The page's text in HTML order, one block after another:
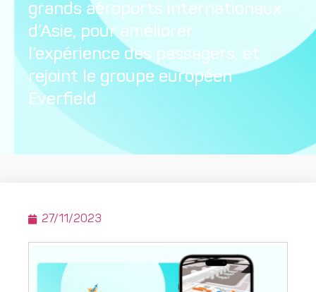
grands aéroports internationaux
d’Asie, pour améliorer
l’expérience des passagers, et
rejoint le groupe européen
Everfield
27/11/2023